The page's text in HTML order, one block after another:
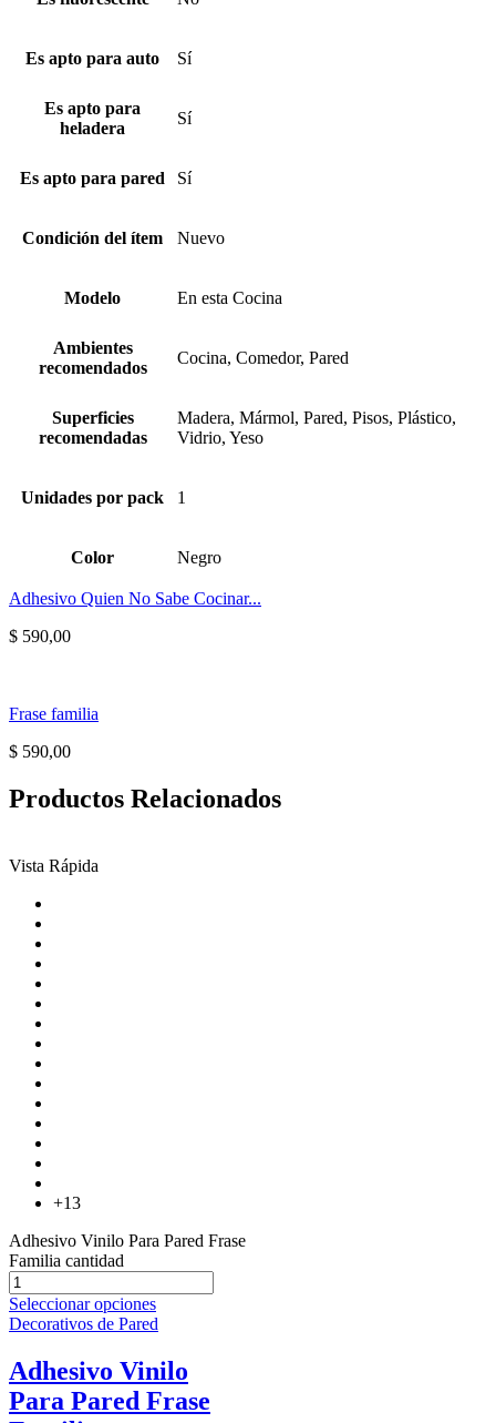
Es apto para auto Sí
Es apto para
heladera
Sí
Es apto para pared Sí
Condición del ítem Nuevo
Modelo En esta Cocina
Ambientes
recomendados
Cocina, Comedor, Pared
Superficies
recomendadas
Madera, Mármol, Pared, Pisos, Plástico,
Vidrio, Yeso
Unidades por pack 1
Color Negro
Adhesivo Quien No Sabe Cocinar...
$ 590,00
Frase familia
$ 590,00
Productos Relacionados
Vista Rápida
+13
Adhesivo Vinilo Para Pared Frase
Familia cantidad
Seleccionar opciones
Decorativos de Pared
Adhesivo Vinilo
Para Pared Frase